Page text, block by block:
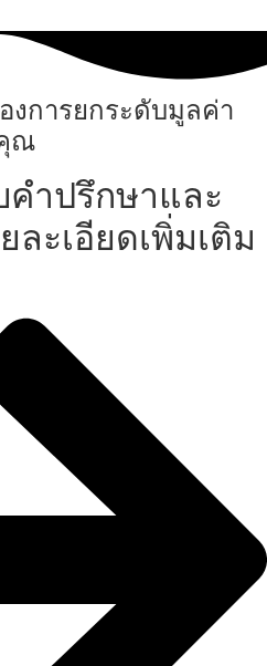
งการยกระดับมูลค่า
ณ
คำปรึกษาและ
ละเอียดเพิ่มเติม